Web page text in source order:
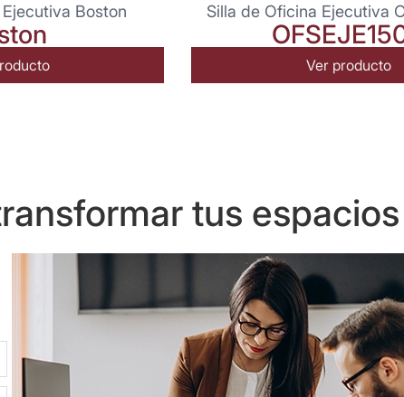
Boston Silla de Oficina Ejecutiva
Ver producto
tus espacios